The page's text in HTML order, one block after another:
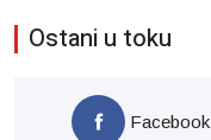
Ostani u toku
Facebook